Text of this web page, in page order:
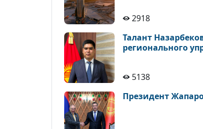
2918
Талант
регионального
5138
Президент